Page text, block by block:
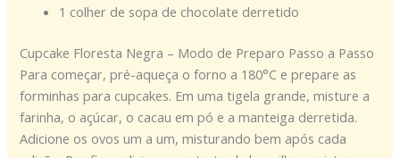
1 colher de sopa de chocolate derretido
Cupcake Floresta Negra – Modo de Preparo Passo a Passo
Para começar, pré-aqueça o forno a 180°C e prepare as
forminhas para cupcakes. Em uma tigela grande, misture a
farinha, o açúcar, o cacau em pó e a manteiga derretida.
Adicione os ovos um a um, misturando bem após cada